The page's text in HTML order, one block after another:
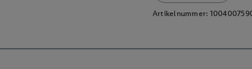
Artikelnummer: